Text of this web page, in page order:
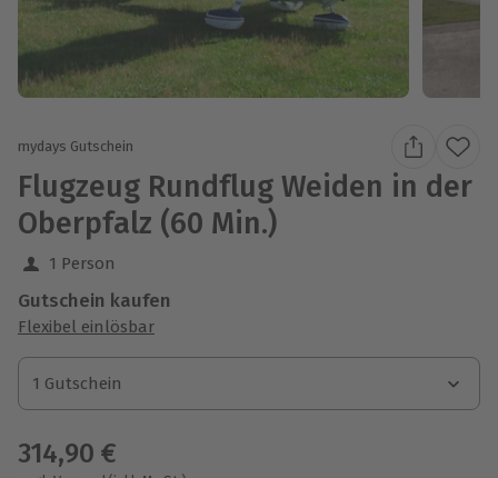
mydays Gutschein
Flugzeug Rundflug Weiden in der
Oberpfalz (60 Min.)
1 Person
Gutschein kaufen
Flexibel einlösbar
1 Gutschein
1 Gutschein
1 Gutschein
314,90 €